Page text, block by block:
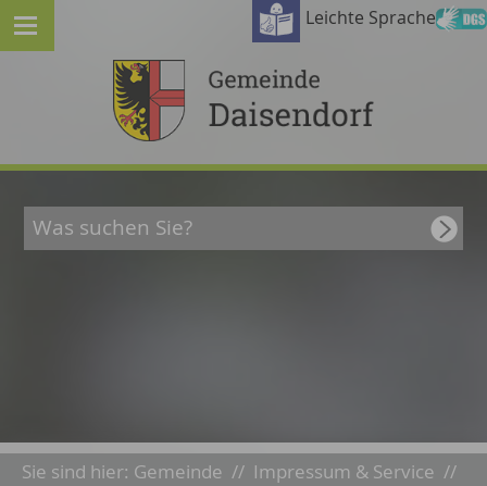
Leichte Sprache
Sie sind hier: Gemeinde // Impressum & Service //